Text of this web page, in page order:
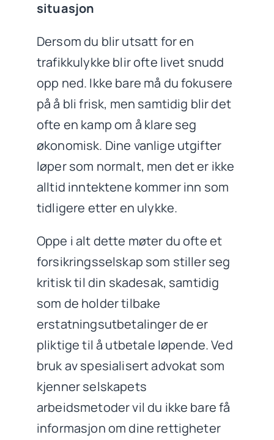
situasjon
Dersom du blir utsatt for en
trafikkulykke blir ofte livet snudd
opp ned. Ikke bare må du fokusere
på å bli frisk, men samtidig blir det
ofte en kamp om å klare seg
økonomisk. Dine vanlige utgifter
løper som normalt, men det er ikke
alltid inntektene kommer inn som
tidligere etter en ulykke.
Oppe i alt dette møter du ofte et
forsikringsselskap som stiller seg
kritisk til din skadesak, samtidig
som de holder tilbake
erstatningsutbetalinger de er
pliktige til å utbetale løpende. Ved
bruk av spesialisert advokat som
kjenner selskapets
arbeidsmetoder vil du ikke bare få
informasjon om dine rettigheter